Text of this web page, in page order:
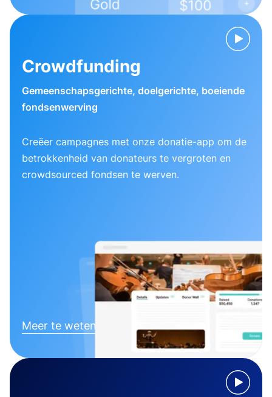
Crowdfunding
Gemeenschapsgerichte, doelgerichte, boeiende
fondsenwerving
Creëer campagnes met onze donatie-app om de
betrokkenheid van donateurs te vergroten en
crowdsourced fondsen te werven.
Meer te weten komen